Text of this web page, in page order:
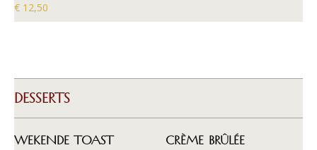
€ 12,50
DESSERTS
WEKENDE TOAST CRÈME BRÛLÉE